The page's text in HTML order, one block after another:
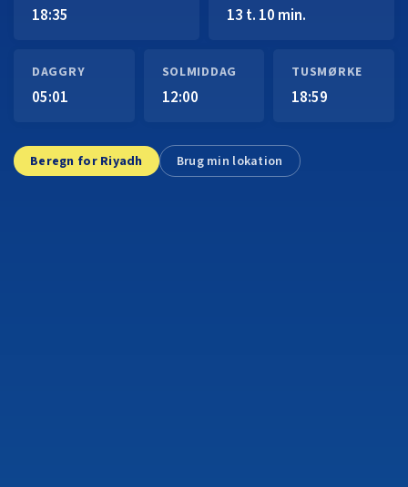
18:35 13 t. 10 min.
DAGGRY
05:01
SOLMIDDAG
12:00
TUSMØRKE
18:59
Beregn for Riyadh Brug min lokation